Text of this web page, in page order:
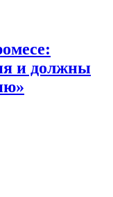
и должны